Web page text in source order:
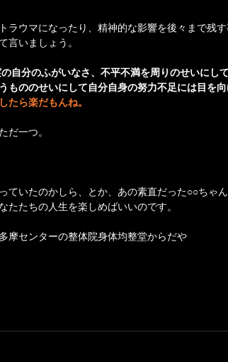
ウマになったり、精神的な影響を後々まで残す
言いましょう。
自分のふがいなさ、不平不満を周りのせいにし
もののせいにして自分自身の努力不足には目を
たら楽だもんね。
だ一つ。
ていたのかしら、とか、あの素直だった○○ちゃ
たたちの人生を楽しめばいいのです。
整体院身体均整堂からだや